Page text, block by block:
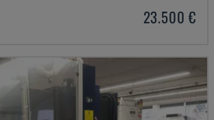
23.500 €